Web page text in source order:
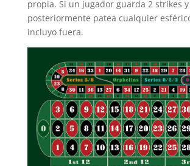
propia. Si un jugador guarda 2 strikes y
posteriormente patea cualquier
incluyo fuera.